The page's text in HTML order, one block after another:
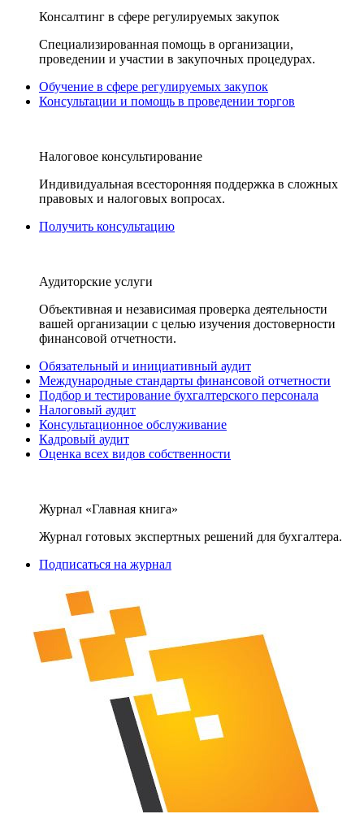
Консалтинг в сфере регулируемых закупок
Специализированная помощь в организации,
проведении и участии в закупочных процедурах.
Обучение в сфере регулируемых закупок
Консультации и помощь в проведении торгов
Налоговое консультирование
Индивидуальная всесторонняя поддержка в сложных
правовых и налоговых вопросах.
Получить консультацию
Аудиторские услуги
Объективная и независимая проверка деятельности
вашей организации с целью изучения достоверности
финансовой отчетности.
Обязательный и инициативный аудит
Международные стандарты финансовой отчетности
Подбор и тестирование бухгалтерского персонала
Налоговый аудит
Консультационное обслуживание
Кадровый аудит
Оценка всех видов собственности
Журнал «Главная книга»
Журнал готовых экспертных решений для бухгалтера.
Подписаться на журнал